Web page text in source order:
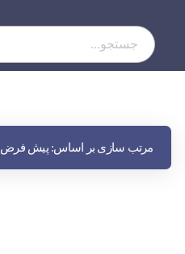
مرتب سازی بر اساس:پیش فرض